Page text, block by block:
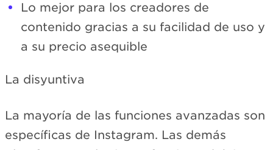
Lo mejor para los creadores de
contenido gracias a su facilidad de uso y
a su precio asequible
La disyuntiva
La mayoría de las funciones avanzadas son
específicas de Instagram. Las demás